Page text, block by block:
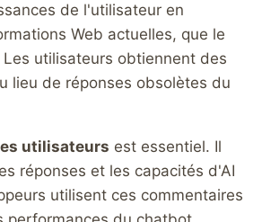
de l'utilisateur en
Web actuelles, que le
utilisateurs obtiennent des
lieu de réponses obsolètes du
utilisateurs est essentiel. Il
réponses et les capacités d'AI
utilisent ces commentaires